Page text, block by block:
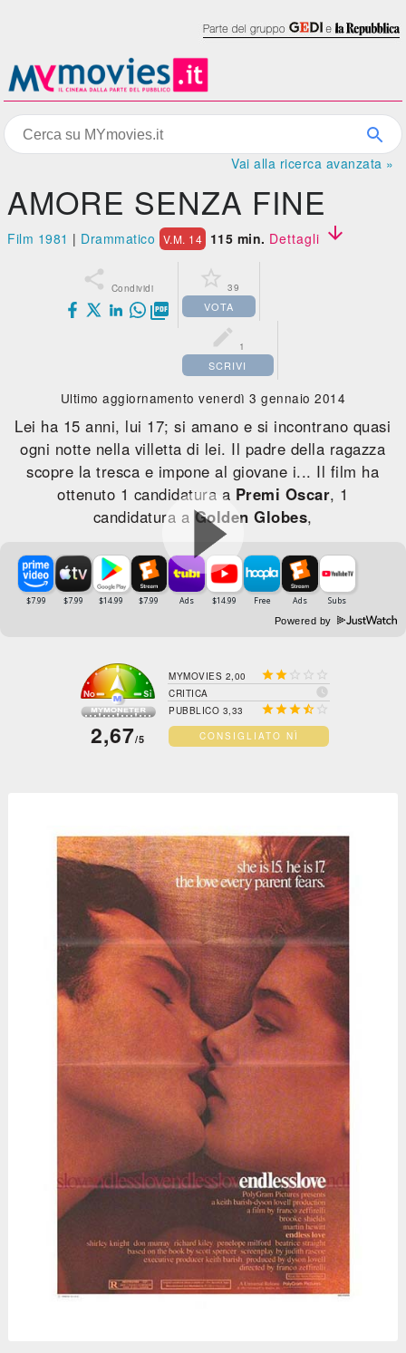
Vai alla ricerca avanzata »
AMORE SENZA FINE
Film 1981 | Drammatico V.M. 14 115 min. Dettagli 
 Condividi

 39
VOTA
 1
SCRIVI
Ultimo aggiornamento venerdì 3 gennaio 2014
Lei ha 15 anni, lui 17; si amano e si incontrano quasi
ogni notte nella villetta di lei. Il padre della ragazza
scopre la tresca e impone al giovane i... Il film ha
ottenuto 1 candidatura a Premi Oscar, 1
candidatura aGolden Globes,
Powered by
2,67/5
MYMOVIES 2,00    
CRITICA 
PUBBLICO 3,33  
CONSIGLIATO NÌ